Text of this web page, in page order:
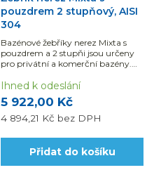
pouzdrem 2 stupňový, AISI
304
Bazénové žebříky nerez Mixta s
pouzdrem a 2 stupňi jsou určeny
pro privátní a komerční bazény.
oceli...
5 922,00 Kč
4 894,21 Kč bez DPH
Ihned k odeslání
Přidat do košíku